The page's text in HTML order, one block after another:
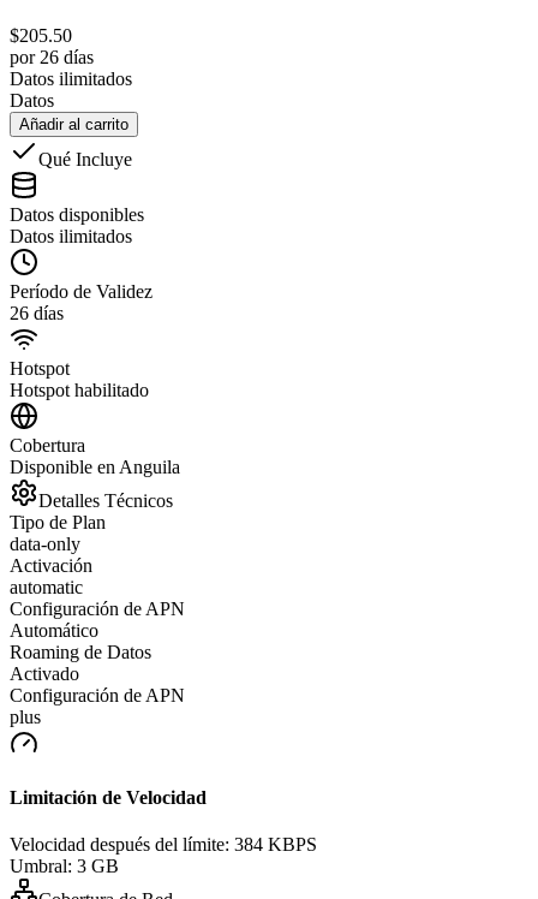
$205.50
por 26 días
Datos ilimitados
Datos
Añadir al carrito
Qué Incluye
Datos disponibles
Datos ilimitados
Período de Validez
26 días
Hotspot
Hotspot habilitado
Cobertura
Disponible en Anguila
Detalles Técnicos
Tipo de Plan
data-only
Activación
automatic
Configuración de APN
Automático
Roaming de Datos
Activado
Configuración de APN
plus
Limitación de Velocidad
Velocidad después del límite: 384 KBPS
Umbral: 3 GB